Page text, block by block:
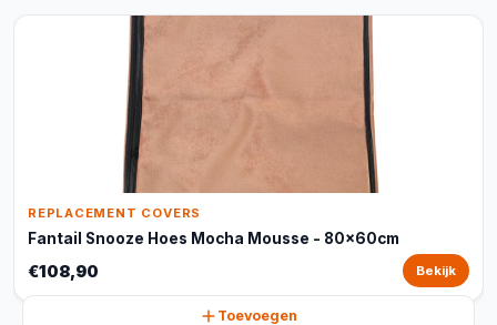
REPLACEMENT COVERS
Fantail Snooze Hoes Mocha Mousse - 80x60cm
€108,90 Bekijk
Toevoegen